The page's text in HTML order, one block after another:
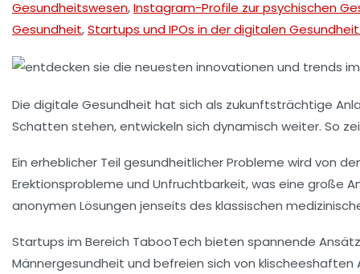
Gesundheitswesen,Instagram-Profile zur psychischen
Gesundheit,Startups und IPOs in der digitalen Gesundheit
Die digitale Gesundheit hat sich als zukunftsträchtige
Schatten stehen, entwickeln sich dynamisch weiter. So
Ein erheblicher Teil gesundheitlicher Probleme wird von
Erektionsprobleme und Unfruchtbarkeit, was eine große
anonymen Lösungen jenseits des klassischen
Startups im Bereich TabooTech bieten spannende
Männergesundheit und befreien sich von